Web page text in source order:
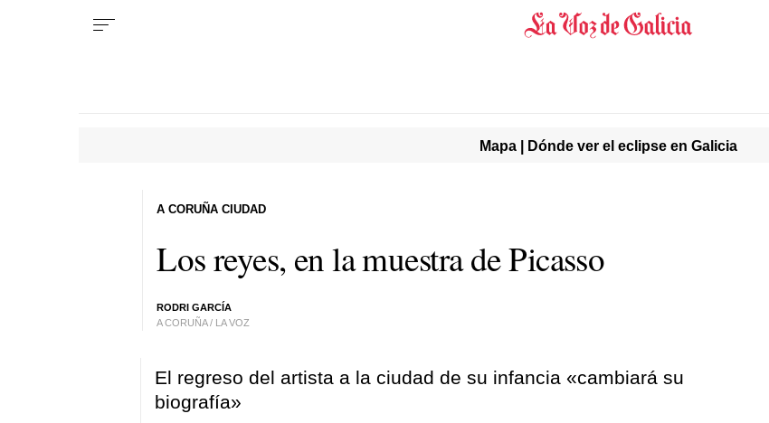
Mapa | Dónde ver el eclipse en Galicia
Los reyes, en la muestra de Picasso
RODRI GARCÍA
A CORUÑA / LA VOZ
A CORUÑA CIUDAD
El regreso del artista a la ciudad de su infancia «cambiará su
biografía»